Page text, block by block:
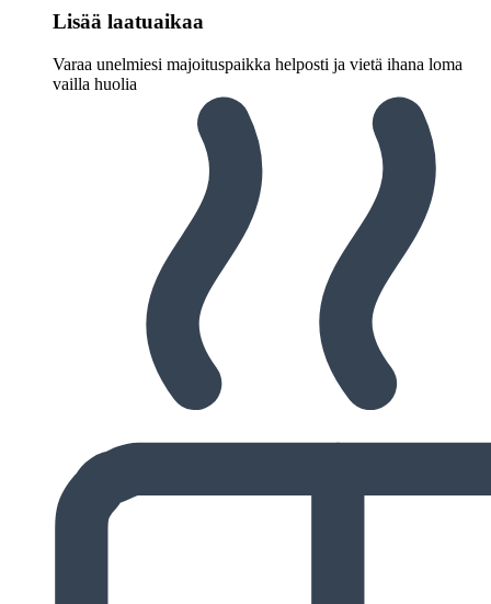
Lisää laatuaikaa
Varaa unelmiesi majoituspaikka helposti ja vietä ihana loma
vailla huolia